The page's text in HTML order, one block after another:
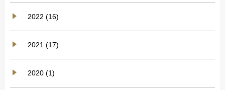
2022 (16)
2021 (17)
2020 (1)